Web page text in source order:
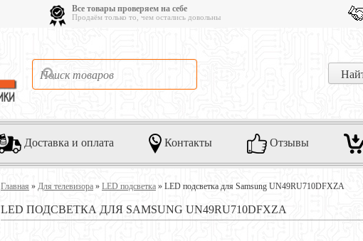
Все товары проверяем на себе
Продаём только то, чем остались довольны
Доставка и оплата Контакты Отзывы
Главная » Для телевизора » LED подсветка » LED подсветка для Samsung UN49RU710DFXZA
LED ПОДСВЕТКА ДЛЯ SAMSUNG UN49RU710DFXZA